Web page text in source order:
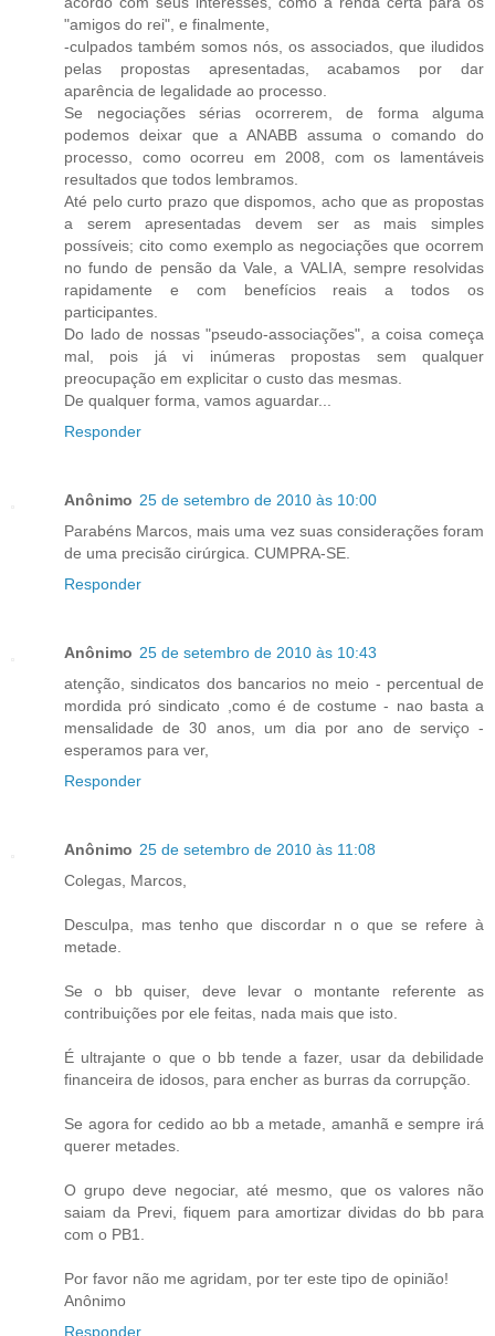
"amigos do rei", e finalmente,
-culpados também somos nós, os associados, que iludidos
pelas propostas apresentadas, acabamos por dar
aparência de legalidade ao processo.
Se negociações sérias ocorrerem, de forma alguma
podemos deixar que a ANABB assuma o comando do
processo, como ocorreu em 2008, com os lamentáveis
resultados que todos lembramos.
Até pelo curto prazo que dispomos, acho que as propostas
a serem apresentadas devem ser as mais simples
possíveis; cito como exemplo as negociações que ocorrem
no fundo de pensão da Vale, a VALIA, sempre resolvidas
rapidamente e com benefícios reais a todos os
participantes.
Do lado de nossas "pseudo-associações", a coisa começa
mal, pois já vi inúmeras propostas sem qualquer
preocupação em explicitar o custo das mesmas.
De qualquer forma, vamos aguardar...
Responder
Anônimo 25 de setembro de 2010 às 10:00
Parabéns Marcos, mais uma vez suas considerações foram
de uma precisão cirúrgica. CUMPRA-SE.
Responder
Anônimo 25 de setembro de 2010 às 10:43
atenção, sindicatos dos bancarios no meio - percentual de
mordida pró sindicato ,como é de costume - nao basta a
mensalidade de 30 anos, um dia por ano de serviço -
esperamos para ver,
Responder
Anônimo 25 de setembro de 2010 às 11:08
Colegas, Marcos,
Desculpa, mas tenho que discordar n o que se refere à
metade.
Se o bb quiser, deve levar o montante referente as
contribuições por ele feitas, nada mais que isto.
É ultrajante o que o bb tende a fazer, usar da debilidade
financeira de idosos, para encher as burras da corrupção.
Se agora for cedido ao bb a metade, amanhã e sempre irá
querer metades.
O grupo deve negociar, até mesmo, que os valores não
saiam da Previ, fiquem para amortizar dividas do bb para
com o PB1.
Por favor não me agridam, por ter este tipo de opinião!
Anônimo
Responder